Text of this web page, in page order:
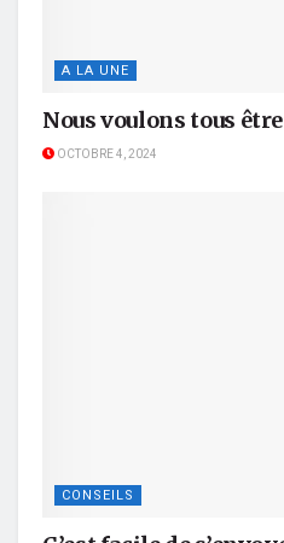
A LA UNE
Nous voulons tous
OCTOBRE 4, 2024
CONSEILS